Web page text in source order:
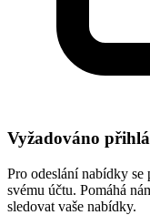
Vyžadováno
Pro odeslání nabídky se
svému účtu. Pomáhá
sledovat vaše nabídky.